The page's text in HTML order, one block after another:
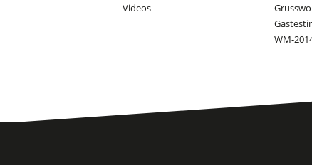
Videos
WM-